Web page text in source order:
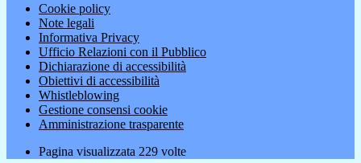
Cookie policy
Note legali
Informativa Privacy
Ufficio Relazioni con il Pubblico
Dichiarazione di accessibilità
Obiettivi di accessibilità
Whistleblowing
Gestione consensi cookie
Amministrazione trasparente
Pagina visualizzata 229 volte